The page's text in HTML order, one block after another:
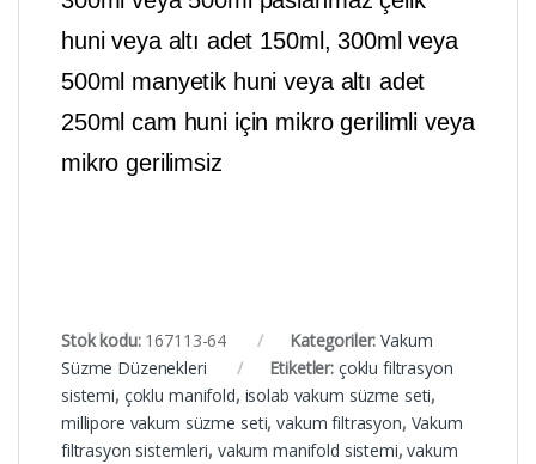
huni veya altı adet 150ml, 300ml veya
500ml manyetik huni veya altı adet
250ml cam huni için mikro gerilimli veya
mikro gerilimsiz
Stok kodu: 167113-64 Kategoriler:Vakum
Süzme Düzenekleri
Etiketler: çoklu filtrasyon
sistemi, çoklu manifold, isolab vakum süzme seti,
millipore vakum süzme seti,vakum filtrasyon, Vakum
filtrasyon sistemleri, vakum manifold sistemi,vakum